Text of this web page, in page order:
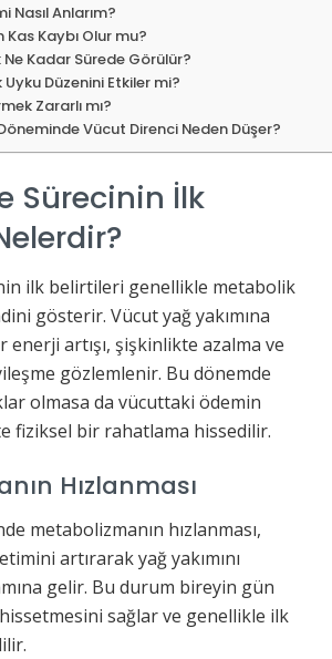
Nasıl Anlarım?
Kas Kaybı Olur mu?
Ne Kadar Sürede Görülür?
Uyku Düzenini Etkiler mi?
Zararlı mı?
Vücut Direnci Neden Düşer?
Sürecinin İlk
ilk belirtileri genellikle metabolik
gösterir. Vücut yağ yakımına
artışı, şişkinlikte azalma ve
gözlemlenir. Bu dönemde
olmasa da vücuttaki ödemin
fiziksel bir rahatlama hissedilir.
Hızlanması
metabolizmanın hızlanması,
artırarak yağ yakımını
gelir. Bu durum bireyin gün
sağlar ve genellikle ilk